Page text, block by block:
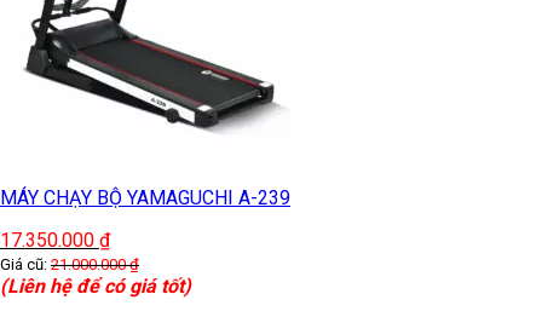
MÁY CHẠY BỘ YAMAGUCHI A-239
17.350.000 ₫
Giá cũ: 21.000.000₫
(Liên hệ để có giá tốt)